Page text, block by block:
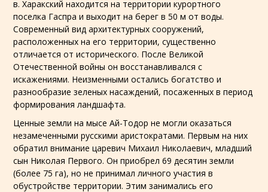
в. Харакский находится на территории курортного
поселка Гаспра и выходит на берег в 50 м от воды.
Современный вид архитектурных сооружений,
расположенных на его территории, существенно
отличается от исторического. После Великой
Отечественной войны он восстанавливался с
искажениями. Неизменными остались богатство и
разнообразие зеленых насаждений, посаженных в период
формирования ландшафта.
Ценные земли на мысе Ай-Тодор не могли оказаться
незамеченными русскими аристократами. Первым на них
обратил внимание царевич Михаил Николаевич, младший
сын Николая Первого. Он приобрел 69 десятин земли
(более 75 га), но не принимал личного участия в
обустройстве территории. Этим занимались его